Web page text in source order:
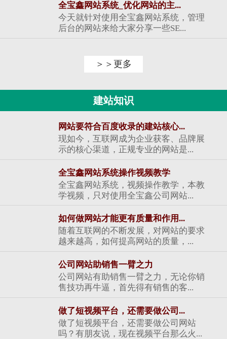
全宝鑫网站系统_优化网站的主...
今天就针对使用全宝鑫网站系统，管理
后台的网站来给大家分享一些SE...
＞＞更多
建站知识
网站要符合百度收录的建站核心...
现如今，互联网成为企业获客、品牌展
示的核心渠道，正规专业的网站是...
全宝鑫网站系统操作视频教学
全宝鑫网站系统，视频操作教学，本教
学视频，只对使用全宝鑫公司网站...
如何做网站才能更有质量和作用...
随着互联网的不断发展，对网站的要求
越来越高，如何提高网站的质量，...
公司网站助销售一臂之力
公司网站有助销售一臂之力，无论你销
售技功再牛逼，首先得有销售的客...
做了短视频平台，还需要做公司...
做了短视频平台，还需要做公司网站
吗？有朋友说，现在视频平台那么火...